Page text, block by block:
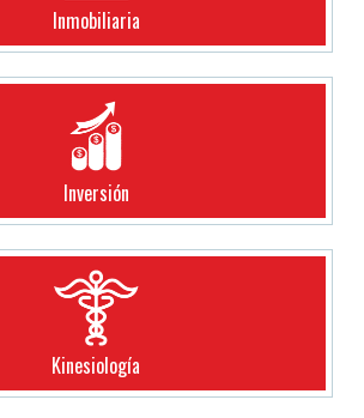
Inmobiliaria
Inversión
Kinesiología